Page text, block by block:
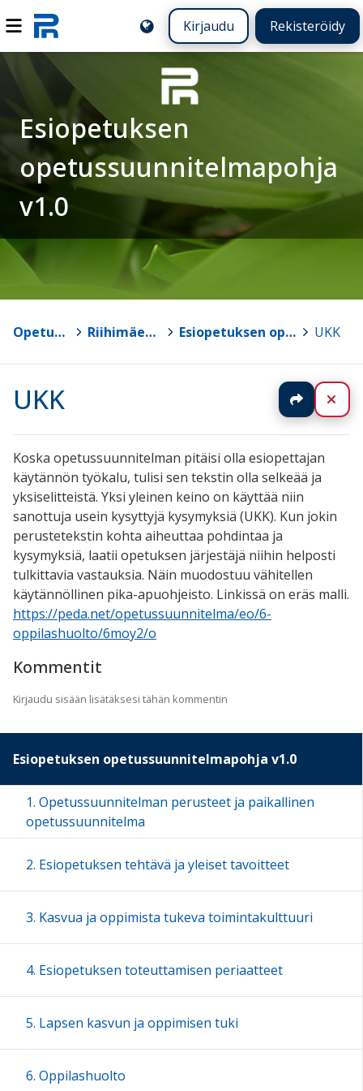
Kirjaudu Rekisteröidy
Esiopetuksen
opetussuunnitelmapohja
v1.0
Opetussuunnitelmat > Riihimäen seudun OPS 2016 > Esiopetuksen opetussuunnitelmapohja v1.0 > UKK
UKK Jaa
Koska opetussuunnitelman pitäisi olla esiopettajan
käytännön työkalu, tulisi sen tekstin olla selkeää ja
yksiselitteistä. Yksi yleinen keino on käyttää niin
sanottuja usein kysyttyjä kysymyksiä (UKK). Kun jokin
perustetekstin kohta aiheuttaa pohdintaa ja
kysymyksiä, laatii opetuksen järjestäjä niihin helposti
tulkittavia vastauksia. Näin muodostuu vähitellen
käytännöllinen pika-apuohjeisto. Linkissä on eräs malli.
https://peda.net/opetussuunnitelma/eo/6-
oppilashuolto/6moy2/o
Kommentit
Kirjaudu sisään lisätäksesi tähän kommentin
Esiopetuksen opetussuunnitelmapohja v1.0
1. Opetussuunnitelman perusteet ja paikallinen
opetussuunnitelma
2. Esiopetuksen tehtävä ja yleiset tavoitteet
3. Kasvua ja oppimista tukeva toimintakulttuuri
4. Esiopetuksen toteuttamisen periaatteet
5. Lapsen kasvun ja oppimisen tuki
6. Oppilashuolto